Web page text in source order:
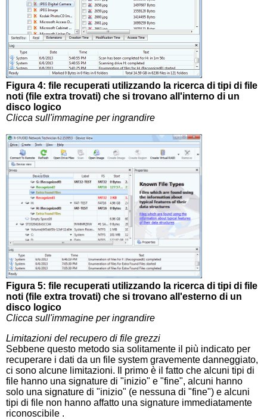
Figura 4: file recuperati utilizzando la ricerca di tipi di file
noti (file extra trovati) che si trovano all'interno di un
disco logico
Clicca sull'immagine per ingrandire
Figura 5: file recuperati utilizzando la ricerca di tipi di file
noti (file extra trovati) che si trovano all'esterno di un
disco logico
Clicca sull'immagine per ingrandire
Limitazioni del recupero di file grezzi
Sebbene questo metodo sia solitamente il più indicato per
recuperare i dati da un file system gravemente danneggiato,
ci sono alcune limitazioni. Il primo è il fatto che alcuni tipi di
file hanno una signature di "inizio" e "fine", alcuni hanno
solo una signature di "inizio" (e nessuna di "fine") e alcuni
tipi di file non hanno affatto una signature immediatamente
riconoscibile .